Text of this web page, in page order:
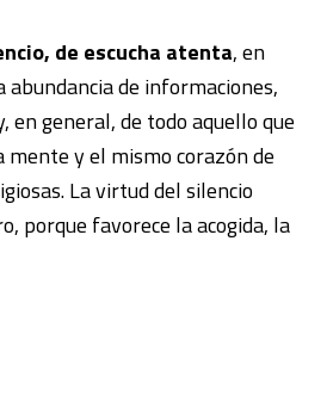
de escucha atenta, en
abundancia de informaciones,
en general, de todo aquello que
mente y el mismo corazón de
La virtud del silencio
porque favorece la acogida, la